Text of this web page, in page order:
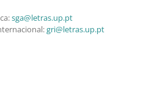
sga@letras.up.pt
gri@letras.up.pt